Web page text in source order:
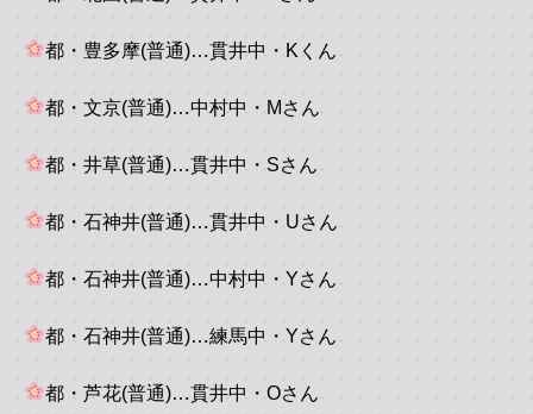
都・豊多摩(普通)…貫井中・Kくん
都・文京(普通)…中村中・Mさん
都・井草(普通)…貫井中・Sさん
都・石神井(普通)…貫井中・Uさん
都・石神井(普通)…中村中・Yさん
都・石神井(普通)…練馬中・Yさん
都・芦花(普通)…貫井中・Oさん